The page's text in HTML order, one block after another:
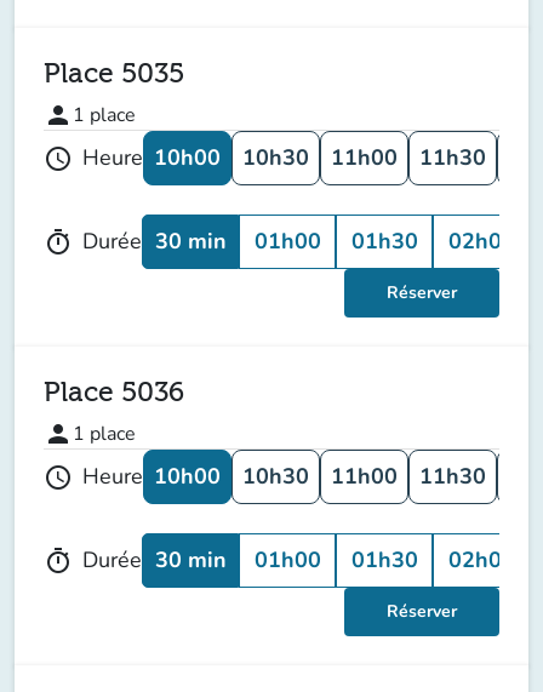
Place 5035
person 1 place
schedule Heure 10h00 10h30 11h00 11h30
timer Durée 30 min 01h00 01h30 02h00
Réserver
Place 5036
person 1 place
schedule Heure 10h00 10h30 11h00 11h30
timer Durée 30 min 01h00 01h30 02h00
Réserver